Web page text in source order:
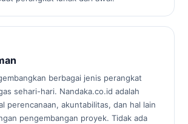
berbagai jenis perangkat
sehari-hari. Nandaka.co.id adalah
perencanaan, akuntabilitas, dan hal lain
pengembangan proyek. Tidak ada